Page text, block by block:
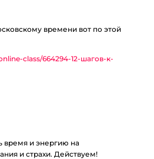
времени вот по этой
class/664294-12-шагов-к-
время и энергию на
и страхи. Действуем!